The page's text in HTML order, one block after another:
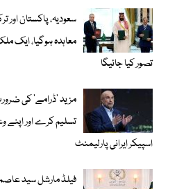
سعودیہ، پاکستان اور
معاہدہ ہوگیا، ایک
تصور کیا جائیگا
مزید 'ڈرامے' کی
تسلیم کرے اور
اسپیکر ایرانی پارلیمنٹ
فیلڈ مارشل سید